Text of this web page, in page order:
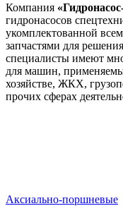
Компания
гидронасосов
укомплектованной
запчастями для
специалисты имеют
для машин,
хозяйстве, ЖКХ,
прочих сферах
Аксиально-поршневые